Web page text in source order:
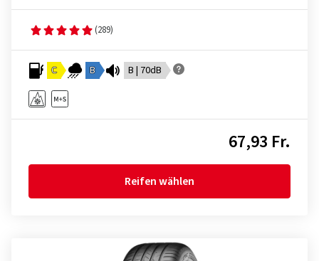
(289)
C B B | 70dB
67,93 Fr.
Reifen wählen